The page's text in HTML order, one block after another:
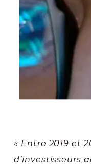
« Entre 2019 et
d’investisseurs